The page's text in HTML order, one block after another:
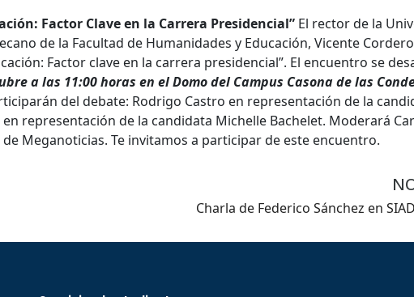
Factor Clave en la Carrera Presidencial” El rector de la
de la Facultad de Humanidades y Educación, Vicente
Factor clave en la carrera presidencial”. El encuentro se
a las 11:00 horas en el Domo del Campus Casona de las
del debate: Rodrigo Castro en representación de la
representación de la candidata Michelle Bachelet. Moderará
Meganoticias. Te invitamos a participar de este encuentro.
Charla de Federico Sánchez en